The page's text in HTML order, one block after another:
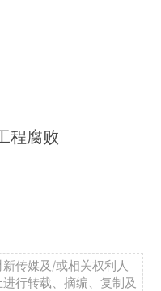
程腐败
传媒及/或相关权利人
行转载、摘编、复制及